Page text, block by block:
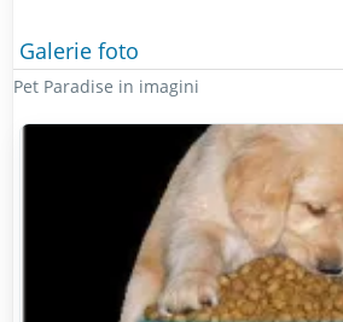
Galerie foto
Pet Paradise in imagini